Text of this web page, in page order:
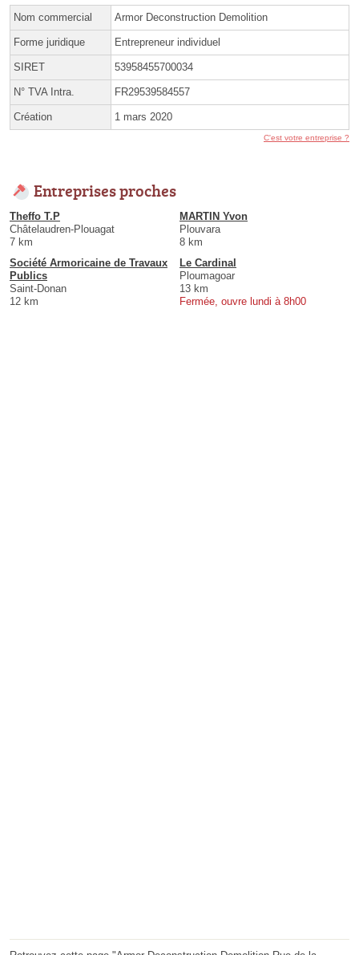
Nom commercial Armor Deconstruction Demolition
Forme juridique Entrepreneur individuel
SIRET 53958455700034
N° TVA Intra. FR29539584557
Création 1 mars 2020
C'est votre entreprise ?
Entreprises proches
Theffo T.P
Châtelaudren-Plouagat
7 km
MARTIN Yvon
Plouvara
8 km
Société Armoricaine de Travaux
Publics
Saint-Donan
12 km
Le Cardinal
Ploumagoar
13 km
Fermée, ouvre lundi à 8h00